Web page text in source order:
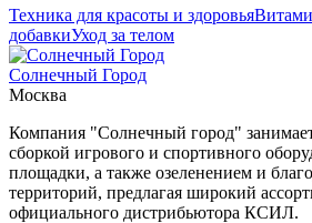
Техника для красоты и здоровья
добавкиУход за телом
Солнечный Город
Москва
Компания "Солнечный город"
сборкой игрового и спортивного
площадки, а также озеленением и
территорий, предлагая широкий
официального дистрибьютора КСИЛ.